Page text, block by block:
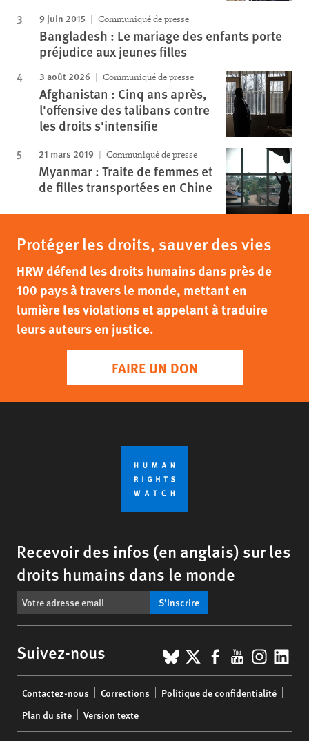
9 juin 2015 Communiqué de presse
Bangladesh : Le mariage des enfants porte
préjudice aux jeunes filles
3 août 2026 Communiqué de presse
Afghanistan : Cinq ans après,
l'offensive des talibans contre
les droits s'intensifie
21 mars 2019 Communiqué de presse
Myanmar : Traite de femmes et
de filles transportées en Chine
Protéger les droits, sauver des vies
HRW défend les droits humains dans près de
100 pays à travers le monde, mettant en
lumière les violations et appelant à traduire
leurs auteurs en justice.
FAIRE UN DON
Recevoir des infos (en anglais) sur les
droits humains dans le monde
S’inscrire
Suivez-nous BlueSky
X Facebook
YouTube
menu
Contactez-nous Corrections
Politique de confidentialité
Plan du site
Version texte